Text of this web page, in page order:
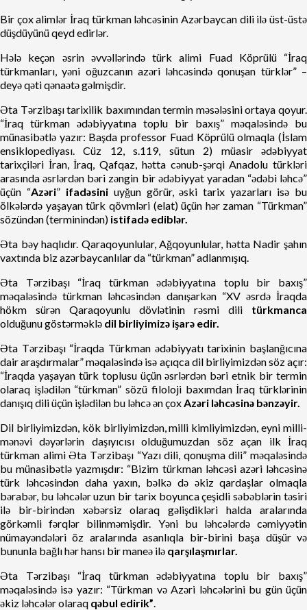
Bir çox alimlər İraq türkman ləhcəsinin Azərbaycan dili ilə üst-üstə
düşdüyünü qeyd edirlər.
Hələ keçən əsrin əvvəllərində türk alimi Fuad Köprülü “İraq
türkmanları, yəni oğuzcanın azəri ləhcəsində qonuşan türklər” –
deyə qəti qənaətə gəlmişdir.
Əta Tərzibaşı tarixilik baxımından termin məsələsini ortaya qoyur.
“İraq türkman ədəbiyyatına toplu bir baxış” məqaləsində bu
münasibətlə yazır: Başda professor Fuad Köprülü olmaqla (İslam
ensiklopediyası. Cüz 12, s.119, sütun 2) müasir ədəbiyyat
tarixçiləri İran, İraq, Qafqaz, hətta cənub-şərqi Anadolu türkləri
arasında əsrlərdən bəri zəngin bir ədəbiyyat yaradan “ədəbi ləhcə”
üçün “Azəri” ifadəsiniuyğun görür, əski tarix yazarları isə bu
ölkələrdə yaşayan türk qövmləri (elat) üçün hər zaman “Türkman”
sözündən (terminindən) istifadə ediblər.
Əta bəy haqlıdır. Qaraqoyunlular, Ağqoyunlular, hətta Nadir şahın
vaxtında biz azərbaycanlılar da “türkman” adlanmışıq.
Əta Tərzibaşı “İraq türkman ədəbiyyatına toplu bir baxış”
məqaləsində türkman ləhcəsindən danışarkən “XV əsrdə İraqda
hökm sürən Qaraqoyunlu dövlətinin rəsmi dili türkmanca
olduğunu göstərməklə dil birliyimizə işarə edir.
Əta Tərzibaşı “İraqda Türkman ədəbiyyatı tarixinin başlanğıcına
dair araşdırmalar” məqaləsində isə açıqca dil birliyimizdən söz açır:
“İraqda yaşayan türk toplusu üçün əsrlərdən bəri etnik bir termin
olaraq işlədilən “türkman” sözü filoloji baxımdan İraq türklərinin
danışıq dili üçün işlədilən bu ləhcə ən çox Azəri ləhcəsinə bənzəyir.
Dil birliyimizdən, kök birliyimizdən, milli kimliyimizdən, eyni milli-
mənəvi dəyərlərin daşıyıcısı olduğumuzdan söz açan ilk İraq
türkman alimi Əta Tərzibaşı “Yazı dili, qonuşma dili” məqaləsində
bu münasibətlə yazmışdır: “Bizim türkman ləhcəsi azəri ləhcəsinə
türk ləhcəsindən daha yaxın, bəlkə də əkiz qardaşlar olmaqla
bərabər, bu ləhcələr uzun bir tarix boyunca çeşidli səbəblərin təsiri
ilə bir-birindən xəbərsiz olaraq gəlişdikləri halda aralarında
görkəmli fərqlər bilinməmişdir. Yəni bu ləhcələrdə cəmiyyətin
nümayəndələri öz aralarında asanlıqla bir-birini başa düşür və
bununla bağlı hər hansı bir maneə ilə qarşılaşmırlar.
Əta Tərzibaşı “İraq türkman ədəbiyyatına toplu bir baxış”
məqaləsində isə yazır: “Türkman və Azəri ləhcələrini bu gün üçün
əkiz ləhcələr olaraq qəbul edirik”